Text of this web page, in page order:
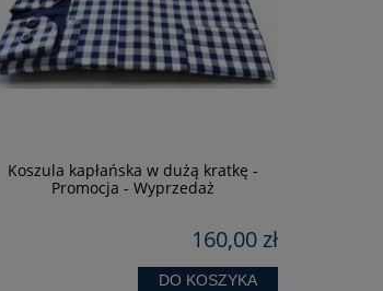
Koszula kapłańska w dużą kratkę -
Promocja - Wyprzedaż
160,00 zł
DO KOSZYKA